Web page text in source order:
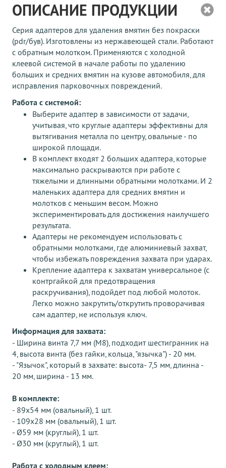
ОПИСАНИЕ ПРОДУКЦИИ
Серия адаптеров для удаления вмятин без покраски
(pdr/був). Изготовлены из нержавеющей стали. Работают
с обратным молотком. Применяются с холодной
клеевой системой в начале работы по удалению
больших и средних вмятин на кузове автомобиля, для
исправления парковочных повреждений.
Работа с системой:
Выберите адаптер в зависимости от задачи,
учитывая, что круглые адаптеры эффективны для
вытягивания металла по центру, овальные - по
широкой площади.
В комплект входят 2 больших адаптера, которые
максимально раскрываются при работе с
тяжелыми и длинными обратными молотками. И 2
маленьких адаптера для средних вмятин и
молотков с меньшим весом. Можно
экспериментировать для достижения наилучшего
результата.
Адаптеры не рекомендуем использовать с
обратными молотками, где алюминиевый захват,
чтобы избежать повреждения захвата при ударах.
Крепление адаптера к захватам универсальное (с
контргайкой для предотвращения
раскручивания), подойдет под любой молоток.
Легко можно закрутить/открутить проворачивая
сам адаптер, не используя ключ.
Информация для захвата:
- Ширина винта 7,7 мм (M8), подходит шестигранник на
4, высота винта (без гайки, кольца, "язычка") - 20 мм.
- "Язычок", который в захвате: высота- 7,5 мм, длинна -
20 мм, ширина - 13 мм.
В комплекте:
- 89х54 мм (овальный), 1 шт.
- 109х28 мм (овальный), 1 шт.
- Ø59 мм (круглый), 1 шт.
- Ø30 мм (круглый), 1 шт.
Работа с холодным клеем: